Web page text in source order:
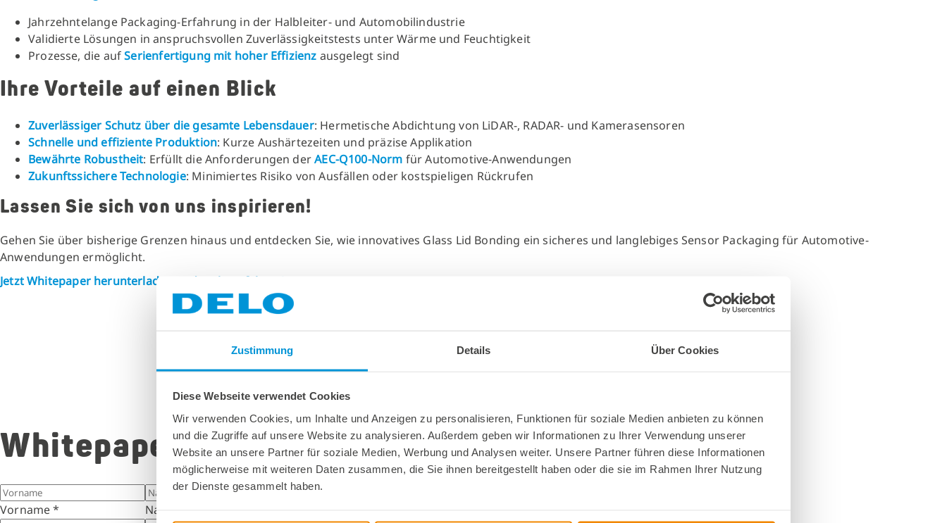
Zustimmung Details Über Cookies
Diese Webseite verwendet Cookies
Wir verwenden Cookies, um Inhalte und Anzeigen zu personalisieren, Funktionen für soziale Medien anbieten zu können
und die Zugriffe auf unsere Website zu analysieren. Außerdem geben wir Informationen zu Ihrer Verwendung unserer
Website an unsere Partner für soziale Medien, Werbung und Analysen weiter. Unsere Partner führen diese Informationen
möglicherweise mit weiteren Daten zusammen, die Sie ihnen bereitgestellt haben oder die sie im Rahmen Ihrer Nutzung
der Dienste gesammelt haben.
Jahrzehntelange Packaging-Erfahrung in der Halbleiter- und Automobilindustrie
Validierte Lösungen in anspruchsvollen Zuverlässigkeitstests unter Wärme und Feuchtigkeit
Prozesse, die aufSerienfertigung mit hoher Effizienz ausgelegt sind
Ihre Vorteile auf einen Blick
Zuverlässiger Schutz über die gesamte Lebensdauer: Hermetische Abdichtung von LiDAR-, RADAR- und Kamerasensoren
Schnelle und effiziente Produktion: Kurze Aushärtezeiten und präzise Applikation
Bewährte Robustheit: Erfüllt die Anforderungen derAEC-Q100-Norm für Automotive-Anwendungen
Zukunftssichere Technologie: Minimiertes Risiko von Ausfällen oder kostspieligen Rückrufen
Lassen Sie sich von uns inspirieren!
Gehen Sie über bisherige Grenzen hinaus und entdecken Sie, wie innovatives Glass Lid Bonding ein sicheres und langlebiges Sensor Packaging für Automotive-
Anwendungen ermöglicht.
Jetzt Whitepaper herunterladen und mehr erfahren!
Whitepaper Download - Glass Lid Bonding
Vorname* Nachname